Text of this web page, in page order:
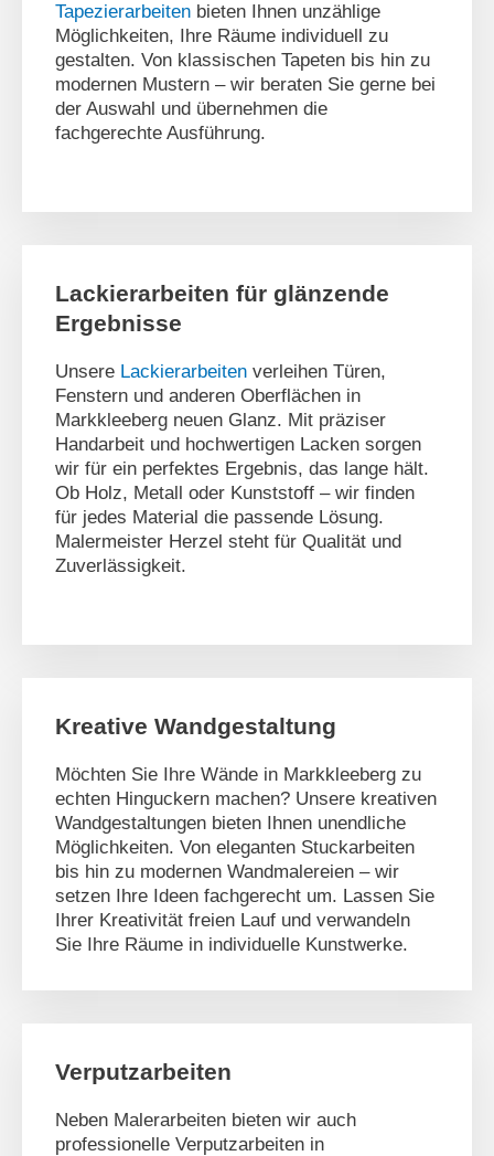
Tapezierarbeiten bieten Ihnen unzählige
Möglichkeiten, Ihre Räume individuell zu
gestalten. Von klassischen Tapeten bis hin zu
modernen Mustern – wir beraten Sie gerne bei
der Auswahl und übernehmen die
fachgerechte Ausführung.
Lackierarbeiten für glänzende
Ergebnisse
Unsere Lackierarbeiten verleihen Türen,
Fenstern und anderen Oberflächen in
Markkleeberg neuen Glanz. Mit präziser
Handarbeit und hochwertigen Lacken sorgen
wir für ein perfektes Ergebnis, das lange hält.
Ob Holz, Metall oder Kunststoff – wir finden
für jedes Material die passende Lösung.
Malermeister Herzel steht für Qualität und
Zuverlässigkeit.
Kreative Wandgestaltung
Möchten Sie Ihre Wände in Markkleeberg zu
echten Hinguckern machen? Unsere kreativen
Wandgestaltungen bieten Ihnen unendliche
Möglichkeiten. Von eleganten Stuckarbeiten
bis hin zu modernen Wandmalereien – wir
setzen Ihre Ideen fachgerecht um. Lassen Sie
Ihrer Kreativität freien Lauf und verwandeln
Sie Ihre Räume in individuelle Kunstwerke.
Verputzarbeiten
Neben Malerarbeiten bieten wir auch
professionelle Verputzarbeiten in